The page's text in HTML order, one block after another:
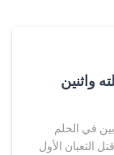
واثنين
في الحلم
الثعبان الأول